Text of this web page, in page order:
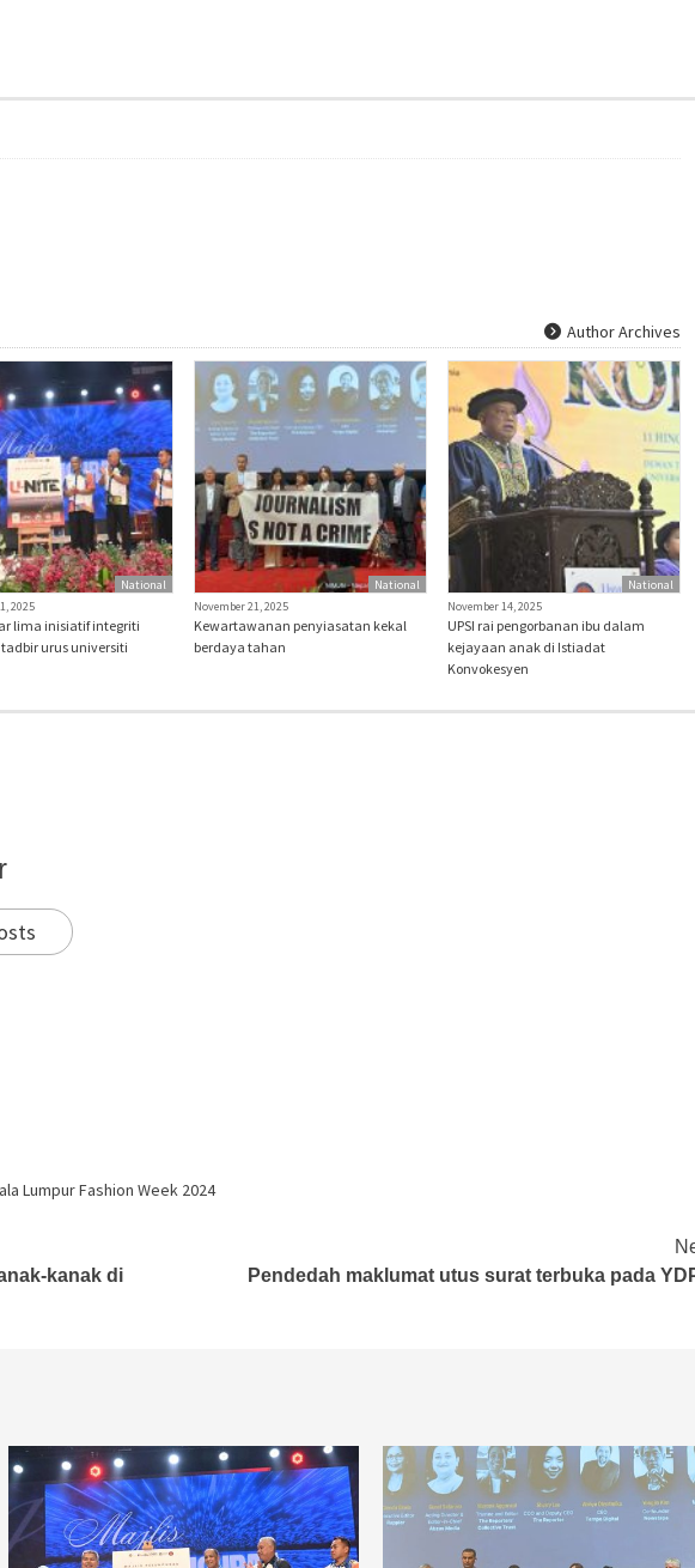
Author Archives
National
2025
lima inisiatif integriti
urus universiti
National
November 21, 2025
Kewartawanan penyiasatan kekal
berdaya tahan
National
November 14, 2025
UPSI rai pengorbanan ibu dalam
kejayaan anak di Istiadat
Konvokesyen
Lumpur Fashion Week 2024
kanak di
Pendedah maklumat utus surat terbuka pada